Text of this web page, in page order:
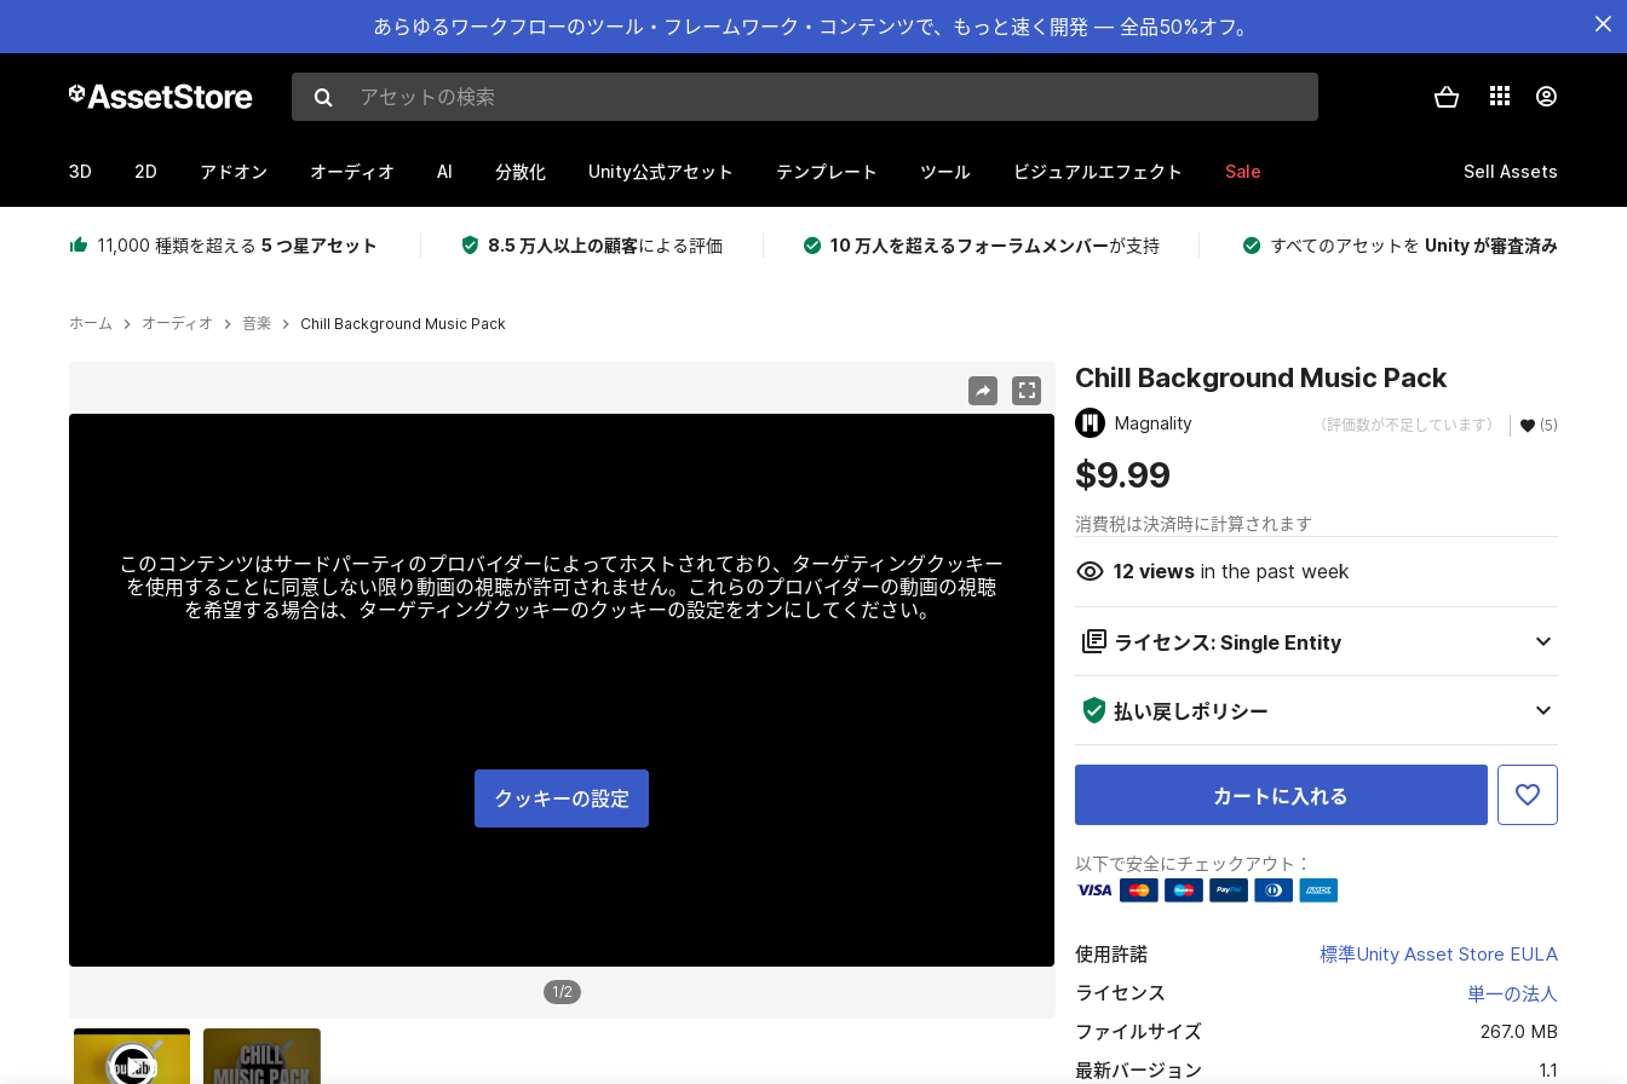
あらゆるワークフローのツール・フレームワーク・コンテンツで、もっと速く開発 — 全品50%オフ。
アセットの検索
3D 2D アドオン オーディオ AI 分散化 Unity公式アセット テンプレート ツール ビジュアルエフェクト Sale Sell Assets
11,000 種類を超える 5 つ星アセット 8.5 万人以上の顧客による評価 10 万人を超えるフォーラムメンバーが支持 すべてのアセットを Unity が審査済み
ホーム オーディオ 音楽 Chill Background Music Pack
このコンテンツはサードパーティのプロバイダーによってホストされており、ターゲティングクッキー
を使用することに同意しない限り動画の視聴が許可されません。これらのプロバイダーの動画の視聴
を希望する場合は、ターゲティングクッキーのクッキーの設定をオンにしてください。
クッキーの設定
1/2
Chill Background Music Pack
Magnality （評価数が不足しています） (5)
$9.99
消費税は決済時に計算されます
12 viewsin the past week
ライセンス: Single Entity
払い戻しポリシー
カートに入れる
以下で安全にチェックアウト：
使用許諾
標準Unity Asset Store EULA
ライセンス
単一の法人
ファイルサイズ
267.0 MB
最新バージョン
1.1